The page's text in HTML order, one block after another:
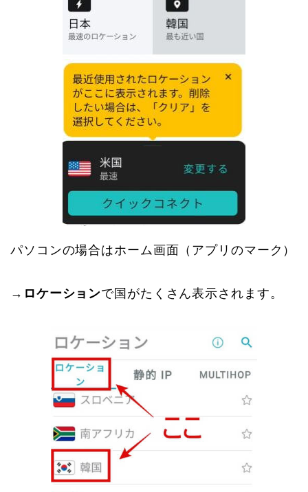
パソコンの場合はホーム画面（アプリのマーク）
→ ロケーションで国がたくさん表示されます。